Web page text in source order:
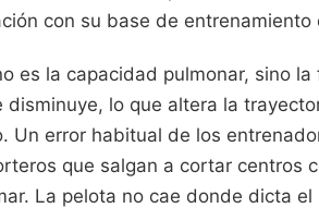
con su base de entrenamiento
es la capacidad pulmonar, sino
lo que altera la
Un error habitual de los
que salgan a cortar centros
La pelota no cae donde dicta